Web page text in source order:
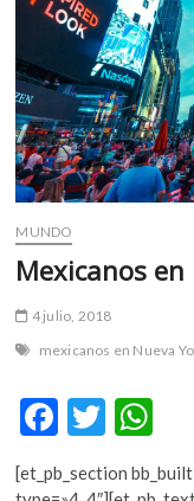
MUNDO
Mexicanos en
4 julio, 2018
mexicanos en Nueva
F
T
w h
[et_pb_section